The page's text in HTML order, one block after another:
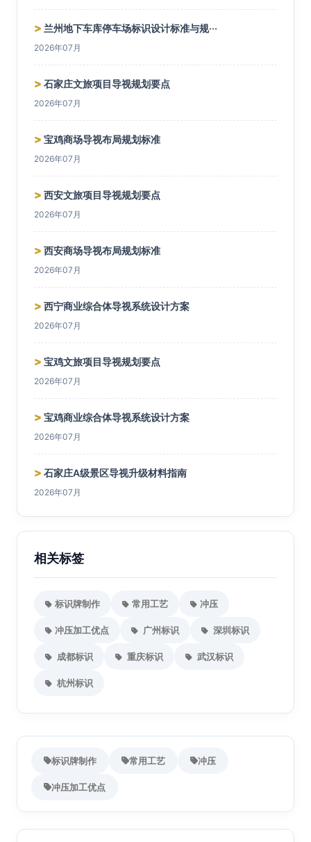
> 兰州地下车库停车场标识设计标准与规···
2026年07月
> 石家庄文旅项目导视规划要点
2026年07月
> 宝鸡商场导视布局规划标准
2026年07月
> 西安文旅项目导视规划要点
2026年07月
> 西安商场导视布局规划标准
2026年07月
> 西宁商业综合体导视系统设计方案
2026年07月
> 宝鸡文旅项目导视规划要点
2026年07月
> 宝鸡商业综合体导视系统设计方案
2026年07月
> 石家庄A级景区导视升级材料指南
2026年07月
相关标签
标识牌制作 常用工艺 冲压
冲压加工优点 广州标识 深圳标识
成都标识 重庆标识 武汉标识
杭州标识
标识牌制作 常用工艺 冲压
冲压加工优点